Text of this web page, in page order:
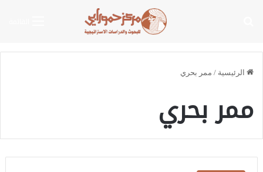
الرئيسية / ممر بحري
ممر بحري